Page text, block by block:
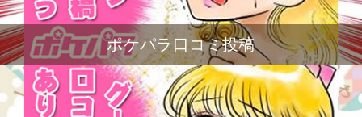
ポケパラ口コミ投稿